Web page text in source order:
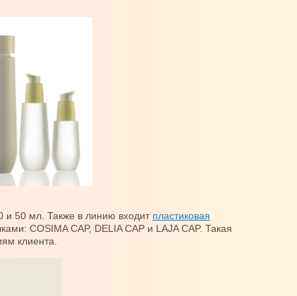
и 50 мл. Также в линию входит пластиковая
COSIMA CAP, DELIA CAP и LAJA CAP. Такая
клиента.